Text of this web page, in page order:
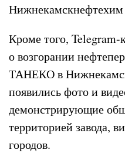
Кроме того,
о возгорании
ТАНЕКО в
появились фото и
демонстрирующие
территорией завода,
городов.